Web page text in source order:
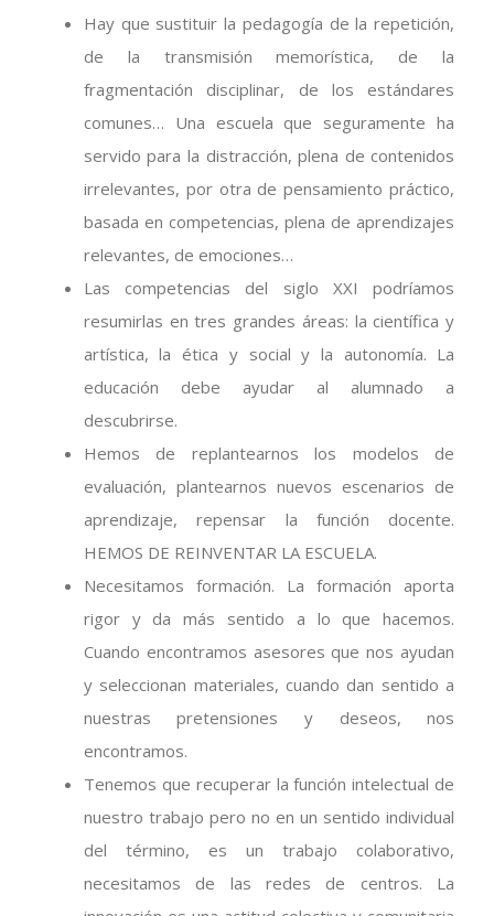
Hay que sustituir la pedagogía de la repetición,
de la transmisión memorística, de la
fragmentación disciplinar, de los estándares
comunes… Una escuela que seguramente ha
servido para la distracción, plena de contenidos
irrelevantes, por otra de pensamiento práctico,
basada en competencias, plena de aprendizajes
relevantes, de emociones…
Las competencias del siglo XXI podríamos
resumirlas en tres grandes áreas: la científica y
artística, la ética y social y la autonomía. La
educación debe ayudar al alumnado a
descubrirse.
Hemos de replantearnos los modelos de
evaluación, plantearnos nuevos escenarios de
aprendizaje, repensar la función docente.
HEMOS DE REINVENTAR LA ESCUELA.
Necesitamos formación. La formación aporta
rigor y da más sentido a lo que hacemos.
Cuando encontramos asesores que nos ayudan
y seleccionan materiales, cuando dan sentido a
nuestras pretensiones y deseos, nos
encontramos.
Tenemos que recuperar la función intelectual de
nuestro trabajo pero no en un sentido individual
del término, es un trabajo colaborativo,
necesitamos de las redes de centros. La